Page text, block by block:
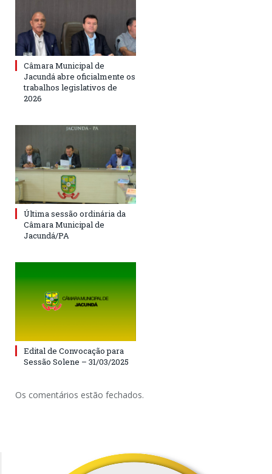
Câmara Municipal de
Jacundá abre oficialmente os
trabalhos legislativos de
2026
Última sessão ordinária da
Câmara Municipal de
Jacundá/PA
Edital de Convocação para
Sessão Solene – 31/03/2025
Os comentários estão fechados.